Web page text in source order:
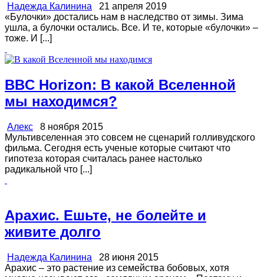
Надежда Калинина 21 апреля 2019
«Булочки» достались нам в наследство от зимы. Зима
ушла, а булочки остались. Все. И те, которые «булочки» –
тоже. И [...]
BBC Horizon: В какой Вселенной
мы находимся?
Алекс 8 ноября 2015
Мультивселенная это совсем не сценарий голливудского
фильма. Сегодня есть ученые которые считают что
гипотеза которая считалась ранее настолько
радикальной что [...]
Арахис. Ешьте, не болейте и
живите долго
Надежда Калинина 28 июня 2015
Арахис – это растение из семейства бобовых, хотя